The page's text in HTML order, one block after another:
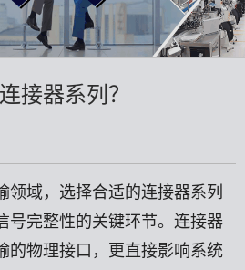
接器系列？
领域，选择合适的连接器系列
号完整性的关键环节。连接器
的物理接口，更直接影响系统